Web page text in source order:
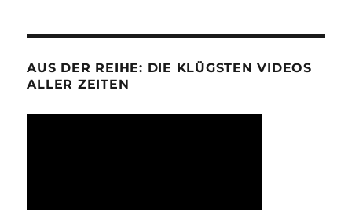
AUS DER REIHE: DIE KLÜGSTEN VIDEOS
ALLER ZEITEN